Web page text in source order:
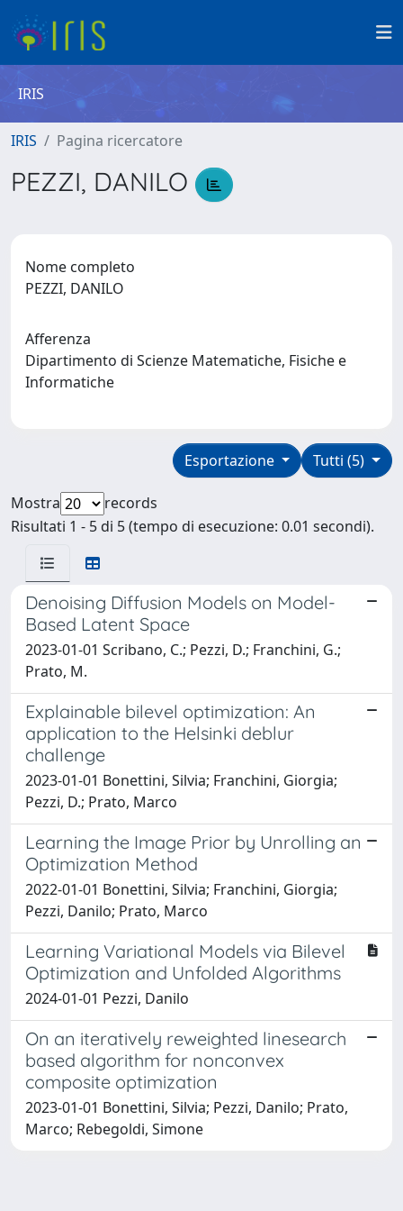
IRIS
IRIS Pagina ricercatore
PEZZI, DANILO
Nome completo
PEZZI, DANILO
Afferenza
Dipartimento di Scienze Matematiche, Fisiche e
Informatiche
Tutti (5)
Esportazione
Mostra
records
Risultati 1 - 5 di 5 (tempo di esecuzione: 0.01 secondi).
Denoising Diffusion Models on Model-
Based Latent Space
2023-01-01 Scribano, C.; Pezzi, D.; Franchini, G.;
Prato, M.
Explainable bilevel optimization: An
application to the Helsinki deblur
challenge
2023-01-01 Bonettini, Silvia; Franchini, Giorgia;
Pezzi, D.; Prato, Marco
Learning the Image Prior by Unrolling an
Optimization Method
2022-01-01 Bonettini, Silvia; Franchini, Giorgia;
Pezzi, Danilo; Prato, Marco
Learning Variational Models via Bilevel
Optimization and Unfolded Algorithms
2024-01-01 Pezzi, Danilo
On an iteratively reweighted linesearch
based algorithm for nonconvex
composite optimization
2023-01-01 Bonettini, Silvia; Pezzi, Danilo; Prato,
Marco; Rebegoldi, Simone